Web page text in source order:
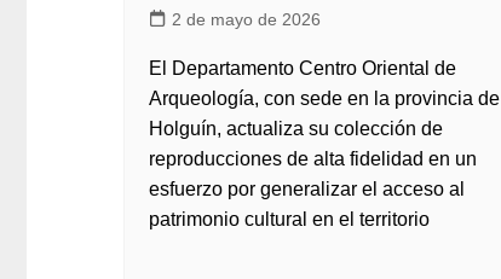
2 de mayo de 2026
El Departamento Centro Oriental de
Arqueología, con sede en la provincia de
Holguín, actualiza su colección de
reproducciones de alta fidelidad en un
esfuerzo por generalizar el acceso al
patrimonio cultural en el territorio